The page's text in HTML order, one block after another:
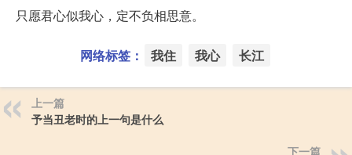
只愿君心似我心，定不负相思意。
网络标签： 我住 我心 长江
上一篇
予当丑老时的上一句是什么
下一篇